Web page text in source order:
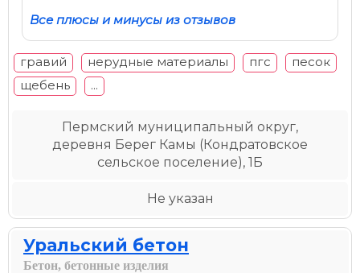
Все плюсы и минусы из отзывов
гравий нерудные материалы пгс
песок
щебень
...
Пермский муниципальный округ,
деревня Берег Камы (Кондратовское
сельское поселение), 1Б
Не указан
Уральский бетон
Бетон, бетонные изделия